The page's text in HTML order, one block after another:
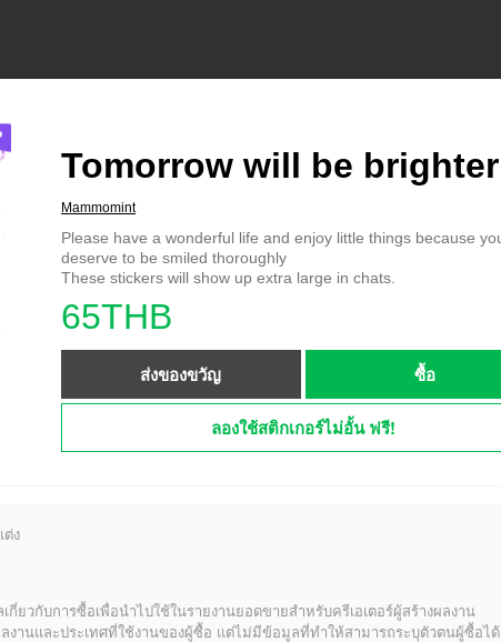
Tomorrow will be brighter
Mammomint
Please have a wonderful life and enjoy little things because
deserve to be smiled thoroughly
These stickers will show up extra large in chats.
65THB
ส่งของขวัญ ซื้อ
ลองใช้สติกเกอร์ไม่อั้น ฟรี!
ต่ง
กี่ยวกับการซื้อเพื่อนำไปใช้ในรายงานยอดขายสำหรับครีเอเตอร์ผู้สร้างผลงาน
านและประเทศที่ใช้งานของผู้ซื้อ แต่ไม่มีข้อมูลที่ทำให้สามารถระบุตัวตนผู้ซื้อได้